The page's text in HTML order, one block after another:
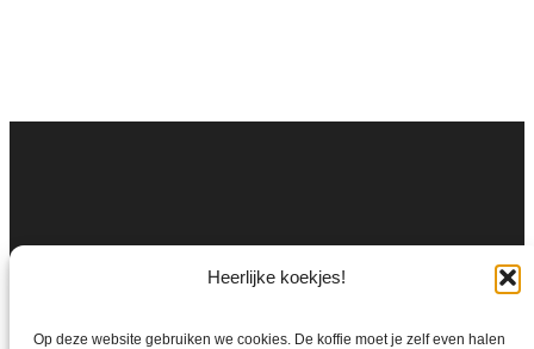
Heerlijke koekjes!
Op deze website gebruiken we cookies. De koffie moet je zelf even halen